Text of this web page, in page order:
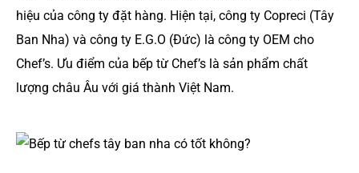
hiệu của công ty đặt hàng. Hiện tại, công ty Copreci (Tây
Ban Nha) và công ty E.G.O (Đức) là công ty OEM cho
Chef’s. Ưu điểm của bếp từ Chef’s là sản phẩm chất
lượng châu Âu với giá thành Việt Nam.